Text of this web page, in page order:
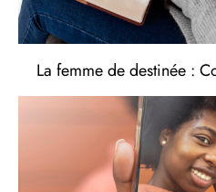
La femme de destinée :